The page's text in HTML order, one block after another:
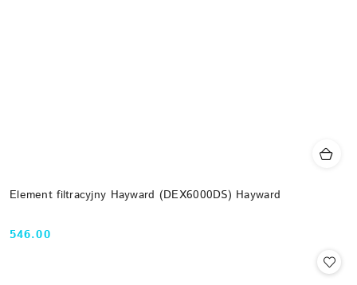
Element filtracyjny Hayward (DEX6000DS) Hayward
Cena:
546.00